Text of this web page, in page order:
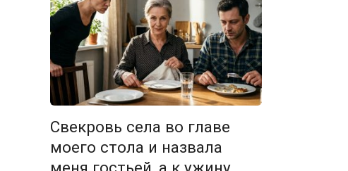
Свекровь села во главе
моего стола и назвала